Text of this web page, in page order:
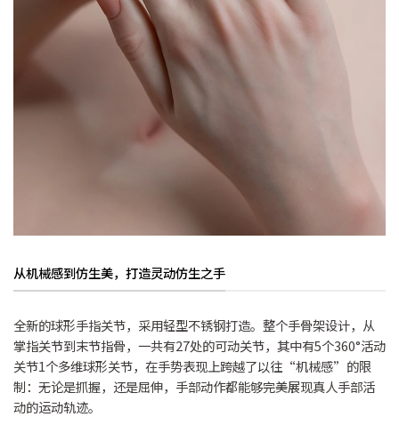
从机械感到仿生美，打造灵动仿生之手
全新的球形手指关节，采用轻型不锈钢打造。整个手骨架设计，从
掌指关节到末节指骨，一共有27处的可动关节，其中有5个360°活动
关节1个多维球形关节，在手势表现上跨越了以往“机械感”的限
制：无论是抓握，还是屈伸，手部动作都能够完美展现真人手部活
动的运动轨迹。